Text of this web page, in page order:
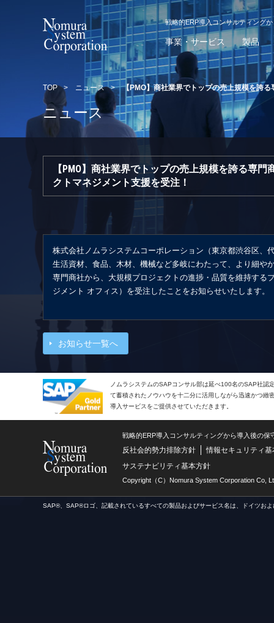
戦略的ERP導入コンサルティング
事業・サービス 製品
TOP > ニュース >【PMO】商社業界でトップの売上規模を誇
ニュース
【PMO】商社業界でトップの売上規模を誇る専
クトマネジメント支援を受注！
株式会社ノムラシステムコーポレーション（東京都渋谷区
生活資材、食品、木材、機械など多岐にわたって、より細や
専門商社から、大規模プロジェクトの進捗・品質を維持す
ジメント オフィス）を受注したことをお知らせいたします。
お知らせ一覧へ
ノムラシステムのSAPコンサル部は延べ100名のSAP社認
て蓄積されたノウハウを十二分に活用しながら迅速かつ緻
導入サービスをご提供させていただきます。
戦略的ERP導入コンサルティングから導入後の
反社会的勢力排除方針
情報セキュリティ基
サステナビリティ基本方針
Copyright（C）Nomura System Corporation Co,
SAP®、SAP®ロゴ、記載されているすべての製品およびサービス名は、ドイツお